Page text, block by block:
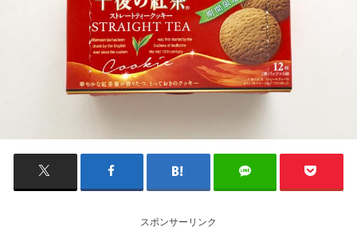
スポンサーリンク